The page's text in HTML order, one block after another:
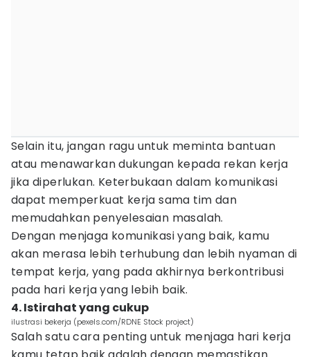
Selain itu, jangan ragu untuk meminta bantuan
atau menawarkan dukungan kepada rekan kerja
jika diperlukan. Keterbukaan dalam komunikasi
dapat memperkuat kerja sama tim dan
memudahkan penyelesaian masalah.
Dengan menjaga komunikasi yang baik, kamu
akan merasa lebih terhubung dan lebih nyaman di
tempat kerja, yang pada akhirnya berkontribusi
pada hari kerja yang lebih baik.
4. Istirahat yang cukup
ilustrasi bekerja (pexels.com/RDNE Stock project)
Salah satu cara penting untuk menjaga hari kerja